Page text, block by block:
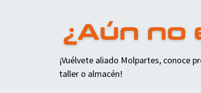
¡Vuélvete aliado Molpartes, conoce
taller o almacén!